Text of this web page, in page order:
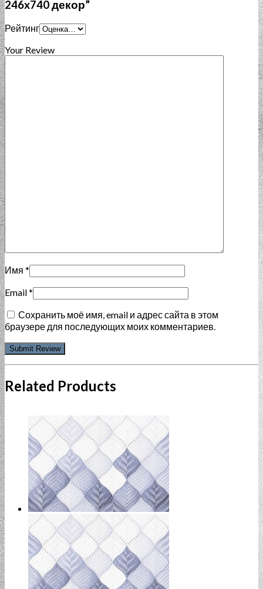
246x740 декор”
Рейтинг
Your Review
Имя *
Email*
Сохранить моё имя, email и адрес сайта в этом
браузере для последующих моих комментариев.
Related Products